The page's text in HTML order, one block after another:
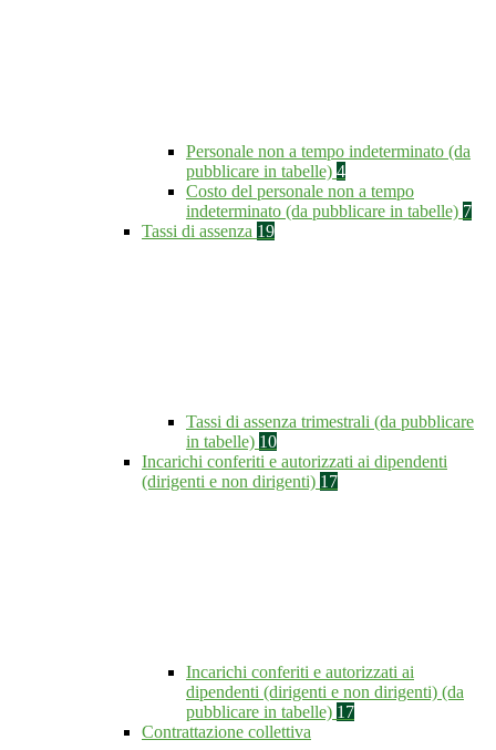
Personale non a tempo indeterminato (da
pubblicare in tabelle) 4
Costo del personale non a tempo
indeterminato (da pubblicare in tabelle) 7
Tassi di assenza 19
Tassi di assenza trimestrali (da pubblicare
in tabelle) 10
Incarichi conferiti e autorizzati ai dipendenti
(dirigenti e non dirigenti) 17
Incarichi conferiti e autorizzati ai
dipendenti (dirigenti e non dirigenti) (da
pubblicare in tabelle) 17
Contrattazione collettiva